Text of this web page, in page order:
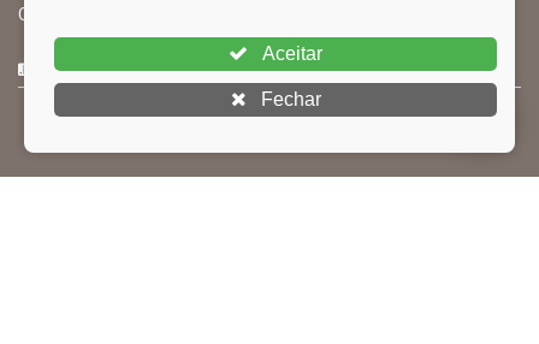
Comissão Permanente de Licitação – CPL
CURTA NOSSA FAN PAGE
Aceitar
Fechar